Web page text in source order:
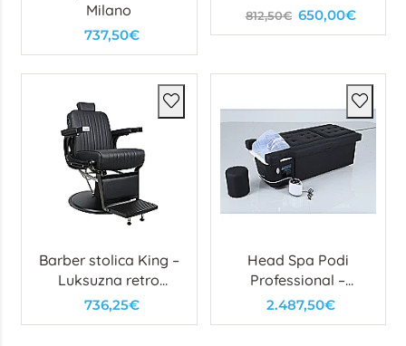
Milano
737,50€
812,50€ 650,00€
Barber stolica King –
Luksuzna retro
stolica s čeličnim
736,25€
Head Spa Podi
Professional –
višenamjenski spa
2.487,50€